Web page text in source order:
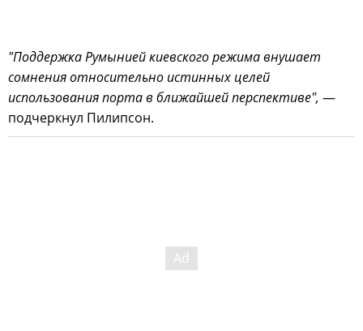
"Поддержка Румынией киевского режима внушает
сомнения относительно истинных целей
использования порта в ближайшей перспективе", —
подчеркнул Пилипсон.